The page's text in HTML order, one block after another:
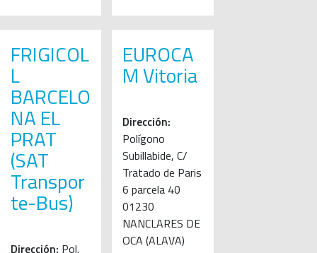
FRIGICOL
L
BARCELO
NA EL
PRAT
(SAT
Transpor
te-Bus)
Dirección: Pol.
EUROCA
M Vitoria
Dirección:
Polígono
Subillabide, C/
Tratado de Paris
6 parcela 40
01230
NANCLARES DE
OCA (ALAVA)